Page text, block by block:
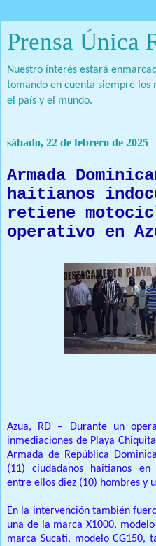
Prensa Única
Nuestro interés estará
tomando en cuenta siempre los
el país y el mundo.
sábado, 22 de febrero de 2025
Armada
haitianos
retiene
operativo en
Azua, RD – Durante un
inmediaciones de Playa
Armada de República
(11) ciudadanos haitianos
entre ellos diez (10) hombres y
En la intervención también
una de la marca X1000,
marca Sucati, modelo CG150,